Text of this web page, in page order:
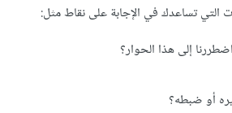
تساعدك في الإجابة على نقاط مثل:
إلى هذا الحوار؟
أو ضبطه؟